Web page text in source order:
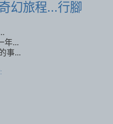
幻旅程...行腳
年...
事...